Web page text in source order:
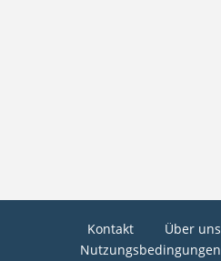
Kontakt Über uns
Nutzungsbedingungen